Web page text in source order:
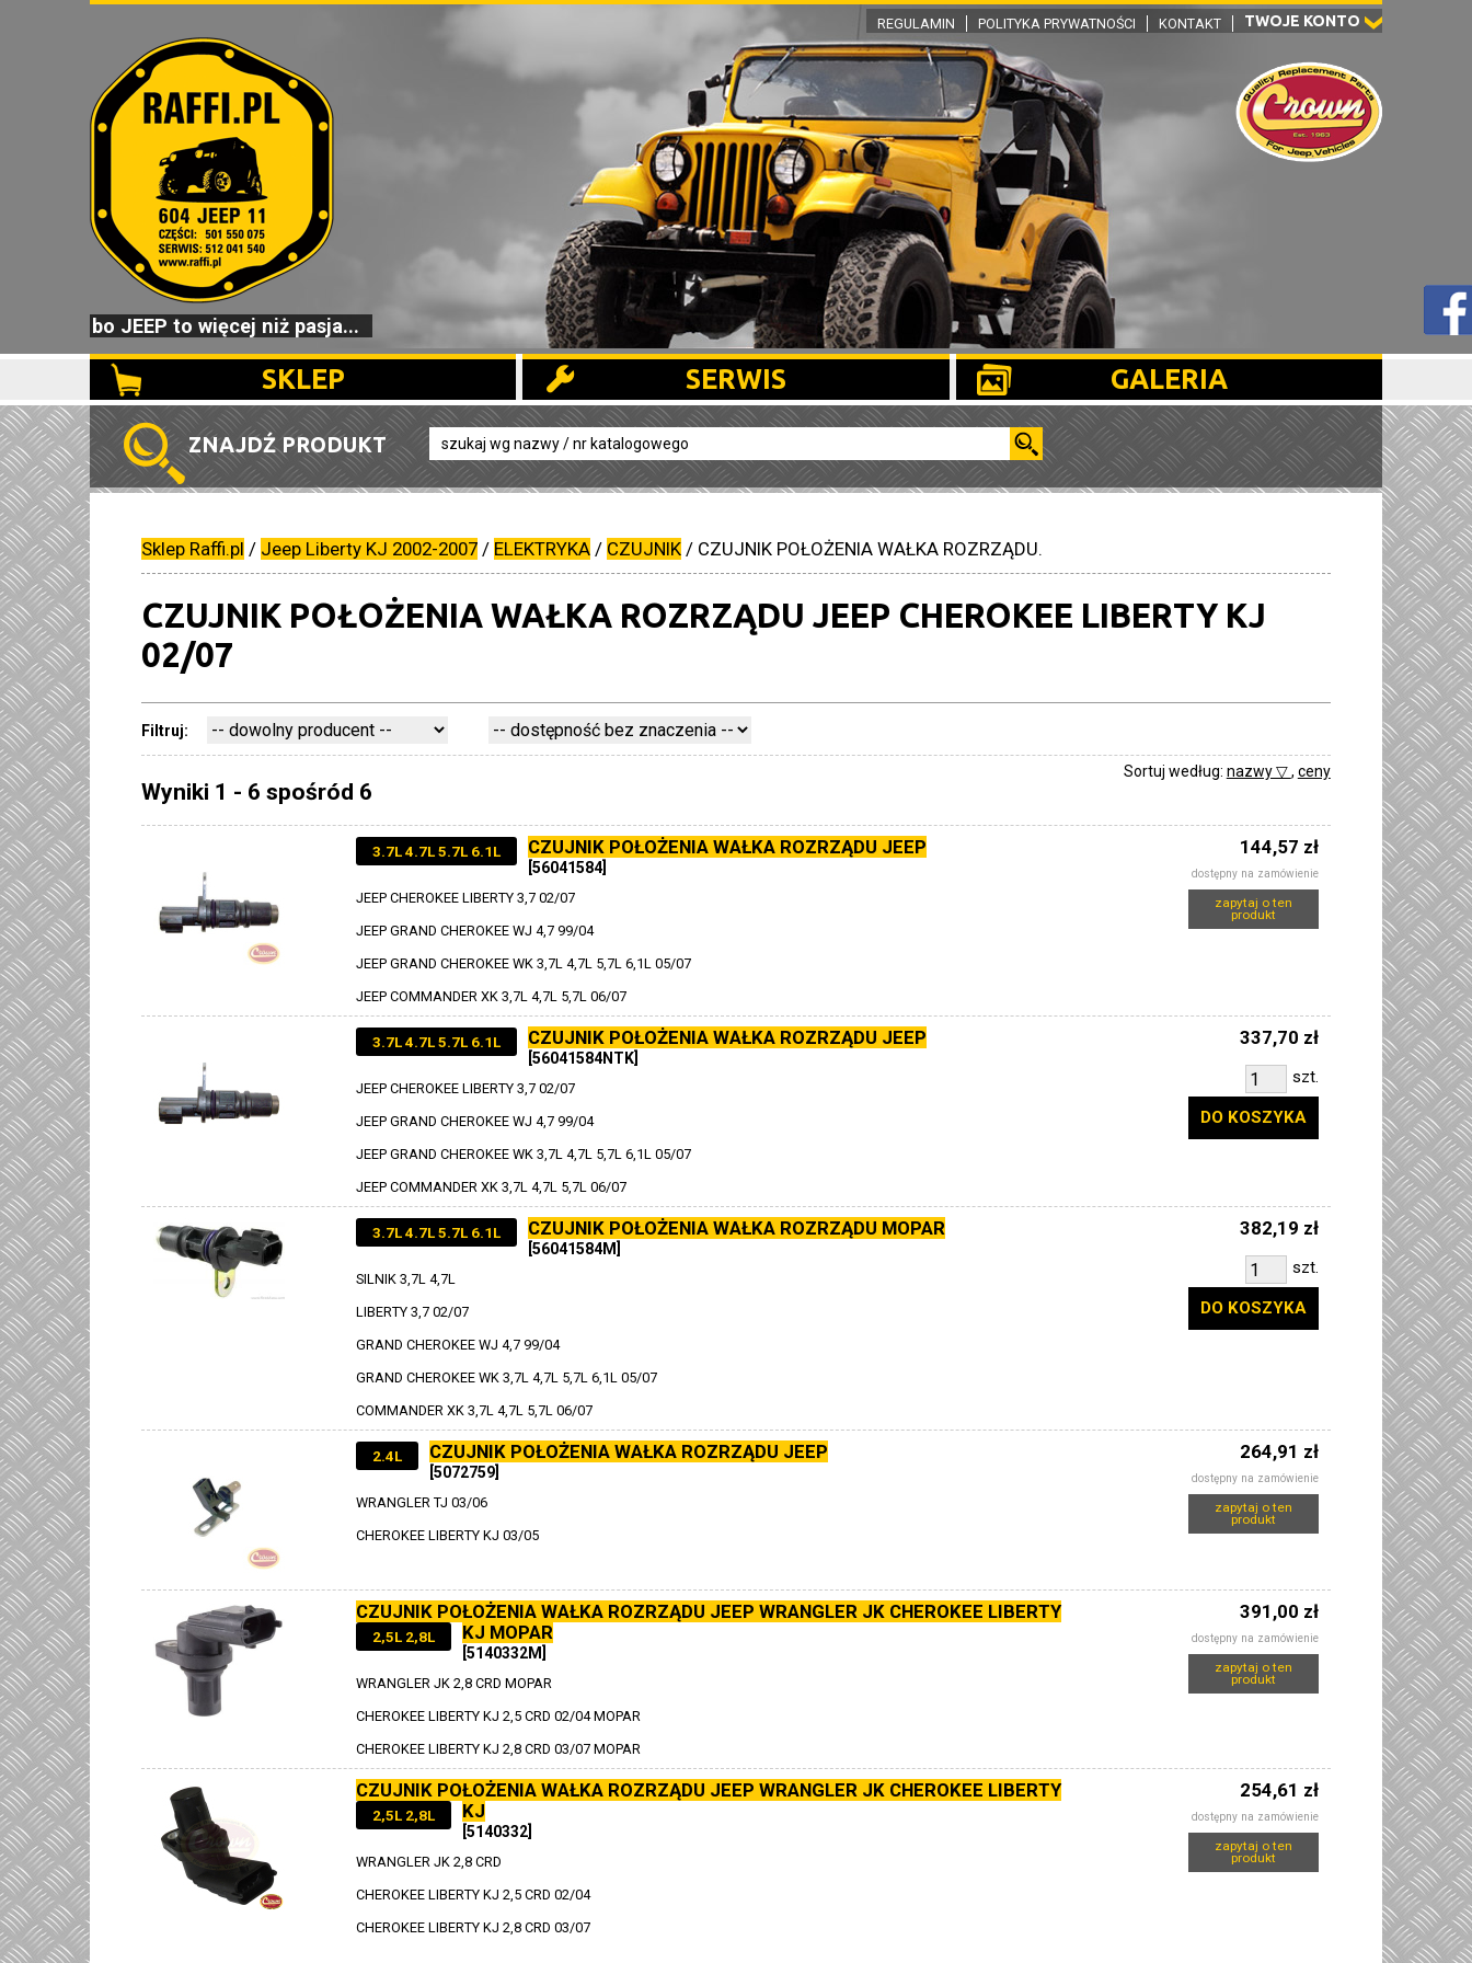
TWOJE KONTO
REGULAMIN POLITYKA PRYWATNOŚCI KONTAKT
bo JEEP to więcej niż pasja...
SKLEP SERWIS GALERIA
ZNAJDŹ PRODUKT
Sklep Raffi.pl / Jeep Liberty KJ 2002-2007 / ELEKTRYKA / CZUJNIK / CZUJNIK POŁOŻENIA WAŁKA ROZRZĄDU.
CZUJNIK POŁOŻENIA WAŁKA ROZRZĄDU JEEP CHEROKEE LIBERTY KJ
02/07
Filtruj:
Sortuj według: nazwy ▽, ceny
Wyniki 1 - 6 spośród 6
CZUJNIK POŁOŻENIA WAŁKA ROZRZĄDU JEEP
3.7L 4.7L 5.7L 6.1L
[56041584]
JEEP CHEROKEE LIBERTY 3,7 02/07
JEEP GRAND CHEROKEE WJ 4,7 99/04
JEEP GRAND CHEROKEE WK 3,7L 4,7L 5,7L 6,1L 05/07
JEEP COMMANDER XK 3,7L 4,7L 5,7L 06/07
144,57 zł
dostępny na zamówienie
zapytaj o ten
produkt
CZUJNIK POŁOŻENIA WAŁKA ROZRZĄDU JEEP
3.7L 4.7L 5.7L 6.1L
[56041584NTK]
JEEP CHEROKEE LIBERTY 3,7 02/07
JEEP GRAND CHEROKEE WJ 4,7 99/04
JEEP GRAND CHEROKEE WK 3,7L 4,7L 5,7L 6,1L 05/07
JEEP COMMANDER XK 3,7L 4,7L 5,7L 06/07
337,70 zł
szt.
DO KOSZYKA
CZUJNIK POŁOŻENIA WAŁKA ROZRZĄDU MOPAR
3.7L 4.7L 5.7L 6.1L
[56041584M]
SILNIK 3,7L 4,7L
LIBERTY 3,7 02/07
GRAND CHEROKEE WJ 4,7 99/04
GRAND CHEROKEE WK 3,7L 4,7L 5,7L 6,1L 05/07
COMMANDER XK 3,7L 4,7L 5,7L 06/07
382,19 zł
szt.
DO KOSZYKA
CZUJNIK POŁOŻENIA WAŁKA ROZRZĄDU JEEP
2.4L
[5072759]
WRANGLER TJ 03/06
CHEROKEE LIBERTY KJ 03/05
264,91 zł
dostępny na zamówienie
zapytaj o ten
produkt
CZUJNIK POŁOŻENIA WAŁKA ROZRZĄDU JEEP WRANGLER JK CHEROKEE LIBERTY
KJ MOPAR
2,5L 2,8L
[5140332M]
WRANGLER JK 2,8 CRD MOPAR
CHEROKEE LIBERTY KJ 2,5 CRD 02/04 MOPAR
CHEROKEE LIBERTY KJ 2,8 CRD 03/07 MOPAR
391,00 zł
dostępny na zamówienie
zapytaj o ten
produkt
CZUJNIK POŁOŻENIA WAŁKA ROZRZĄDU JEEP WRANGLER JK CHEROKEE LIBERTY
KJ
2,5L 2,8L
[5140332]
WRANGLER JK 2,8 CRD
CHEROKEE LIBERTY KJ 2,5 CRD 02/04
CHEROKEE LIBERTY KJ 2,8 CRD 03/07
254,61 zł
dostępny na zamówienie
zapytaj o ten
produkt